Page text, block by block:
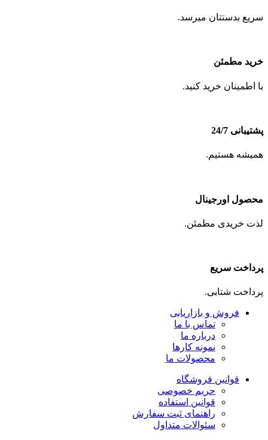
سریع بدستتان میرسد.
خرید مطمئن
با اطمینان خرید کنید.
پشتیبانی 24/7
همیشه هستیم.
محصول اورجینال
لذت خریدی مطمئن.
پرداخت سریع
پرداخت شتابی.
فروش و بازاریابی
تماس با ما
درباره ما
نمونه کارها
محصولات ما
قوانین فروشگاه
حریم خصوصی
قوانین استفاده
راهنمای ثبت سفارش
سئوالات متداول